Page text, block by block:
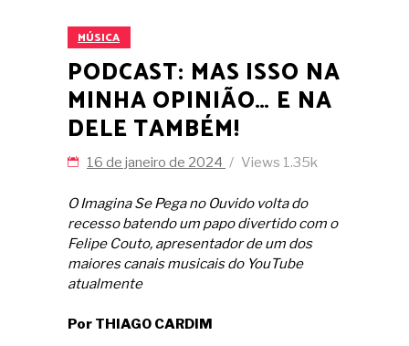
MÚSICA
PODCAST: MAS ISSO NA
MINHA OPINIÃO… E NA
DELE TAMBÉM!
16 de janeiro de 2024 Views 1.35k
O Imagina Se Pega no Ouvido volta do
recesso batendo um papo divertido com o
Felipe Couto, apresentador de um dos
maiores canais musicais do YouTube
atualmente
Por THIAGO CARDIM